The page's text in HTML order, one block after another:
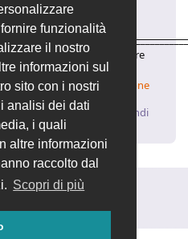
funzionalità
il nostro
informazioni sul
sito con i nostri
analisi dei dati
i quali
altre informazioni
raccolto dal
Scopri di più
2db5054
– Il software
la propria installazione
Rispondi